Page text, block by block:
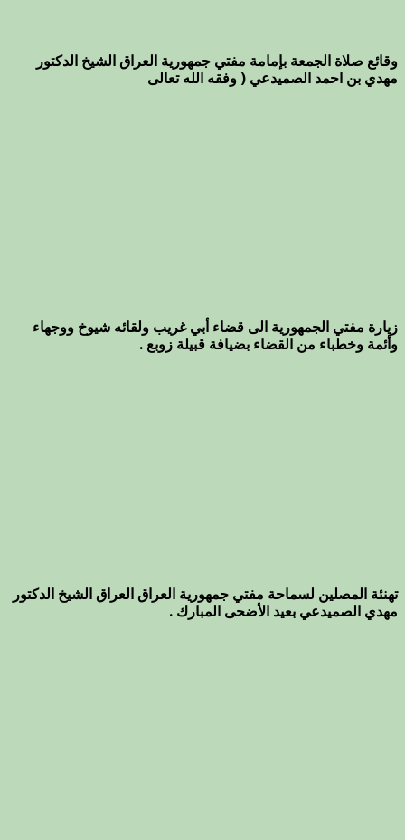
وقائع صلاة الجمعة بإمامة مفتي جمهورية العراق الشيخ الدكتور
مهدي بن احمد الصميدعي ( وفقه الله تعالى
زيارة مفتي الجمهورية الى قضاء أبي غريب ولقائه شيوخ ووجهاء
وأئمة وخطباء من القضاء بضيافة قبيلة زوبع .
تهنئة المصلين لسماحة مفتي جمهورية العراق العراق الشيخ الدكتور
مهدي الصميدعي بعيد الأضحى المبارك .